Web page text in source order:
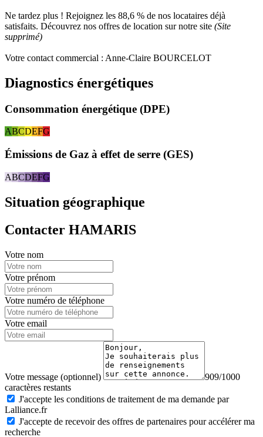
Ne tardez plus ! Rejoignez les 88,6 % de nos locataires déjà
satisfaits. Découvrez nos offres de location sur notre site (Site
supprimé)
Votre contact commercial : Anne-Claire BOURCELOT
Diagnostics énergétiques
Consommation énergétique (DPE)
ABCDEFG
Émissions de Gaz à effet de serre (GES)
ABCDEFG
Situation géographique
Contacter HAMARIS
Votre nom
Votre prénom
Votre numéro de téléphone
Votre email
Votre message (optionnel)
909/1000
caractères restants
J'accepte les conditions de traitement de ma demande par
Lalliance.fr
J'accepte de recevoir des offres de partenaires pour accélérer ma
recherche